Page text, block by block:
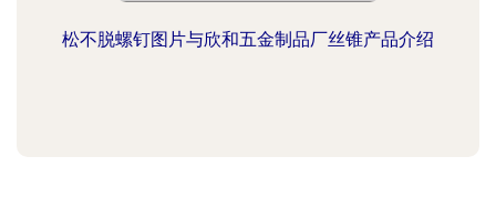
松不脱螺钉图片与欣和五金制品厂丝锥产品介绍